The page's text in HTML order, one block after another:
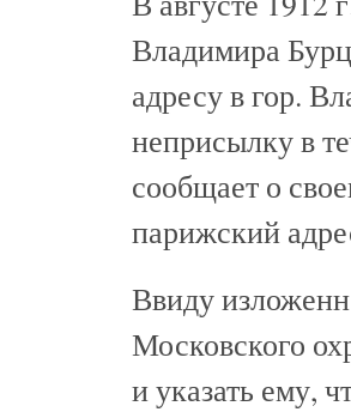
Владимира
адресу в гор.
неприсылку в
сообщает о
парижский
Ввиду
Московского
и указать ему,